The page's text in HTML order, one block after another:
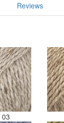
Reviews
03